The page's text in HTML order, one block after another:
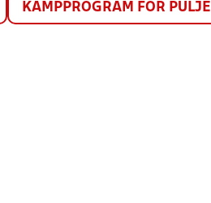
KAMPPROGRAM FOR PULJE